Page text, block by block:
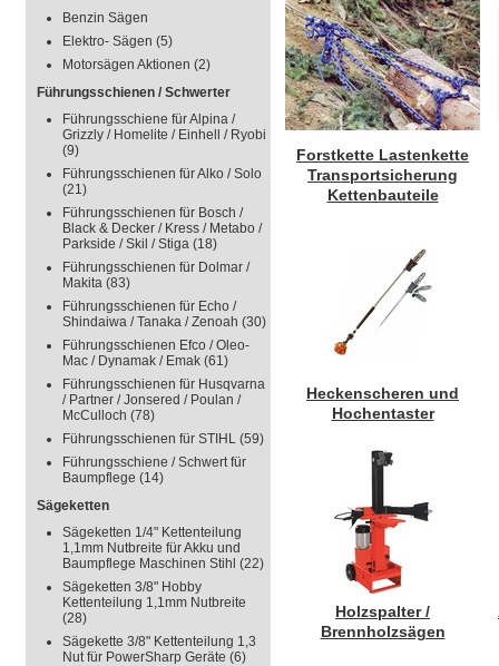
Benzin Sägen
Elektro- Sägen (5)
Motorsägen Aktionen (2)
Führungsschienen / Schwerter
Führungsschiene für Alpina /
Grizzly / Homelite / Einhell / Ryobi
(9)
Führungsschienen für Alko / Solo
(21)
Führungsschienen für Bosch /
Black & Decker / Kress / Metabo /
Parkside / Skil / Stiga (18)
Führungsschienen für Dolmar /
Makita (83)
Führungsschienen für Echo /
Shindaiwa / Tanaka / Zenoah (30)
Führungsschienen Efco / Oleo-
Mac / Dynamak / Emak (61)
Führungsschienen für Husqvarna
/ Partner / Jonsered / Poulan /
McCulloch (78)
Führungsschienen für STIHL (59)
Führungsschiene / Schwert für
Baumpflege (14)
Sägeketten
Sägeketten 1/4" Kettenteilung
1,1mm Nutbreite für Akku und
Baumpflege Maschinen Stihl (22)
Sägeketten 3/8" Hobby
Kettenteilung 1,1mm Nutbreite
(28)
Sägekette 3/8" Kettenteilung 1,3
Nut für PowerSharp Geräte (6)
Forstkette Lastenkette
Transportsicherung
Kettenbauteile
Heckenscheren und
Hochentaster
Holzspalter /
Brennholzsägen